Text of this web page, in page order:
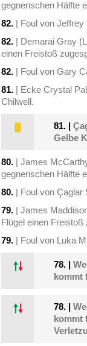
gegnerischen Hälfte
82. | Foul von
82. | Demarai Gray
einen Freistoß
82. | Foul von Gary
81. | Ecke Crystal
Chilwell.
81. |
Gelbe
80. | James
gegnerischen Hälfte
80. | Foul von Çaglar
79. | James
Flügel einen Freistoß
79. | Foul von Luka
78. |
kommt
78. |
kommt